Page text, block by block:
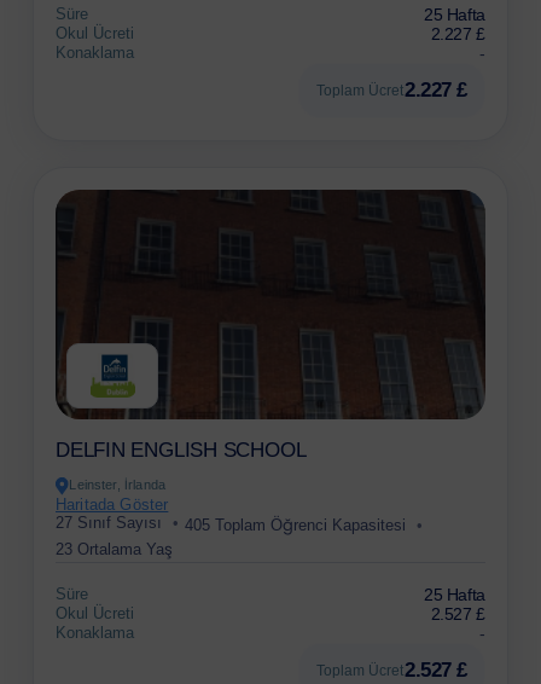
Süre 25 Hafta
Okul Ücreti 2.227 £
Konaklama -
Toplam Ücret2.227 £
DELFIN ENGLISH SCHOOL
Leinster, İrlanda
Haritada Göster
27 Sınıf Sayısı
405 Toplam Öğrenci Kapasitesi
23 Ortalama Yaş
Süre 25 Hafta
Okul Ücreti 2.527 £
Konaklama -
Toplam Ücret2.527 £